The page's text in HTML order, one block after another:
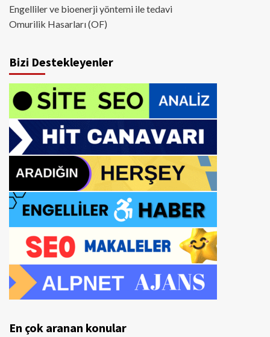
Engelliler ve bioenerji yöntemi ile tedavi
Omurilik Hasarları (OF)
Bizi Destekleyenler
En çok aranan konular